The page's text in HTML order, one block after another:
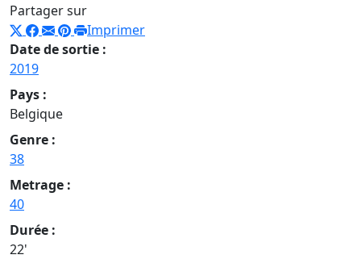
Partager sur
Imprimer
Date de sortie :
2019
Pays :
Belgique
Genre :
38
Metrage :
40
Durée :
22'